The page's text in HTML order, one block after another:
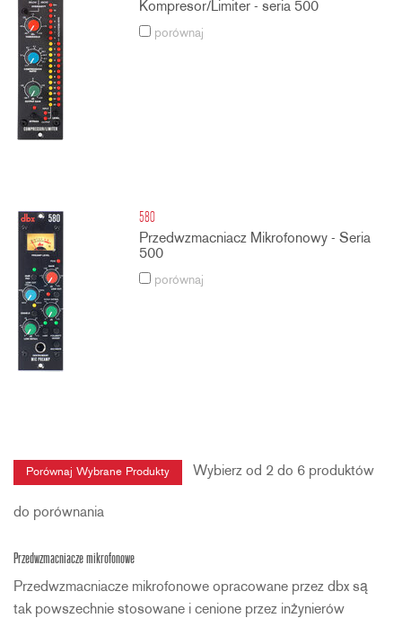
Kompresor/Limiter - seria 500
porównaj
580
Przedwzmacniacz Mikrofonowy - Seria
500
porównaj
Wybierz od 2 do 6 produktów
do porównania
Przedwzmacniacze mikrofonowe
Przedwzmacniacze mikrofonowe opracowane przez dbx są
tak powszechnie stosowane i cenione przez inżynierów